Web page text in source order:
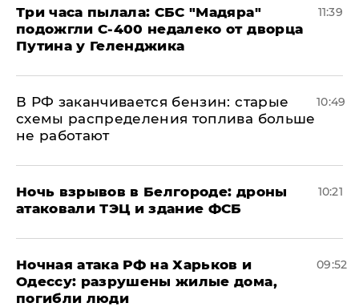
Три часа пылала: СБС "Мадяра"
подожгли С-400 недалеко от дворца
Путина у Геленджика
11:39
​В РФ заканчивается бензин: старые
схемы распределения топлива больше
не работают
10:49
​Ночь взрывов в Белгороде: дроны
атаковали ТЭЦ и здание ФСБ
10:21
​Ночная атака РФ на Харьков и
Одессу: разрушены жилые дома,
погибли люди
09:52